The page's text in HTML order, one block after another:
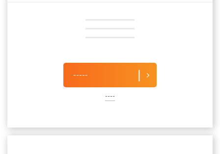
-----
----